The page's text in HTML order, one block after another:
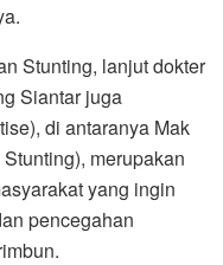
Stunting, lanjut dokter
Siantar juga
di antaranya Mak
merupakan
yang ingin
pencegahan